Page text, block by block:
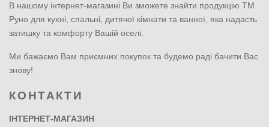
В нашому інтернет-магазині Ви зможете знайти продукцію ТМ
Руно для кухні, спальні, дитячої кімнати та ванної, яка надасть
затишку та комфорту Вашій оселі.
Ми бажаємо Вам приємних покупок та будемо раді бачити Вас
знову!
КОНТАКТИ
ІНТЕРНЕТ-МАГАЗИН